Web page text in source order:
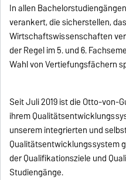
In allen
verankert, die sicherstellen,
Wirtschaftswissenschaften
der Regel im 5. und 6.
Wahl von Vertiefungsfächern
Seit Juli 2019 ist die Otto-von-
ihrem
unserem integrierten und
Qualitätsentwicklungssystem
der Qualifikationsziele und
Studiengänge.